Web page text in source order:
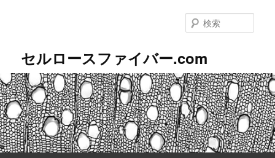
ン
ツ
へ
移
動
セルロースファイバー.com
索